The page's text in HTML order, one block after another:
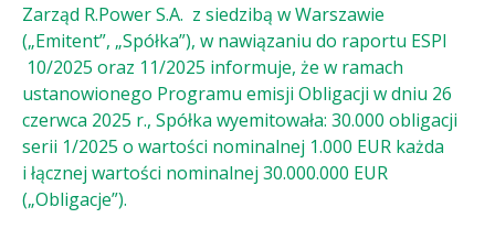
Zarząd R.Power S.A. z siedzibą w Warszawie
(„Emitent”, „Spółka”), w nawiązaniu do raportu ESPI
10/2025 oraz 11/2025 informuje, że w ramach
ustanowionego Programu emisji Obligacji w dniu 26
czerwca 2025 r., Spółka wyemitowała: 30.000 obligacji
serii 1/2025 o wartości nominalnej 1.000 EUR każda
i łącznej wartości nominalnej 30.000.000 EUR
(„Obligacje”).